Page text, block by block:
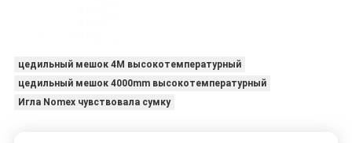
цедильный мешок 4M высокотемпературный
цедильный мешок 4000mm высокотемпературный
Игла Nomex чувствовала сумку